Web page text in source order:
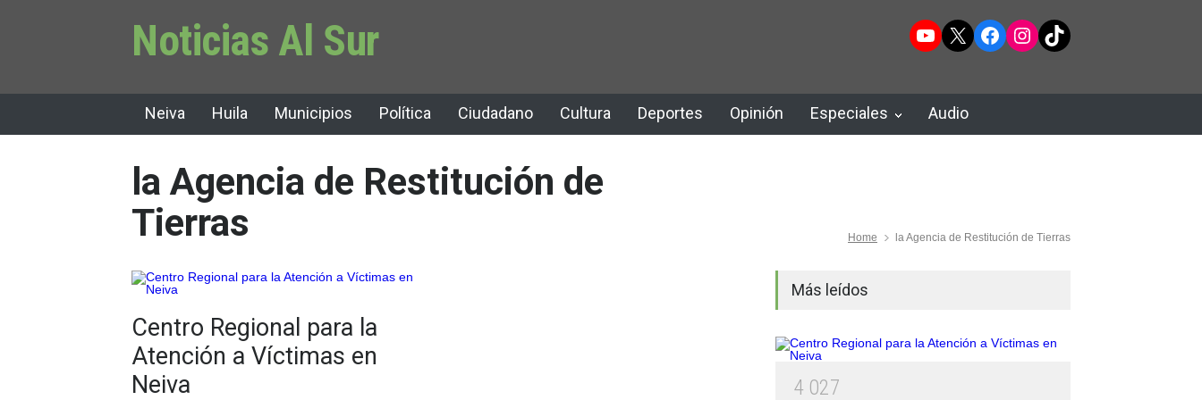
Noticias Al Sur YouTube
X Facebook
Instagram
TikTok
Neiva Huila Municipios Política Ciudadano Cultura Deportes Opinión Especiales Audio
la Agencia de Restitución de
Tierras
Home la Agencia de Restitución de Tierras
Centro Regional para la
Atención a Víctimas en
Neiva
Más leídos
4 027